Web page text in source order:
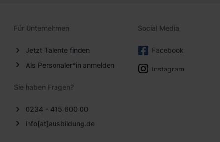
Für Unternehmen
Jetzt Talente finden
Als Personaler*in anmelden
Sie haben Fragen?
0234 - 415 600 00
info[at]ausbildung.de
Social Media
Facebook
Instagram